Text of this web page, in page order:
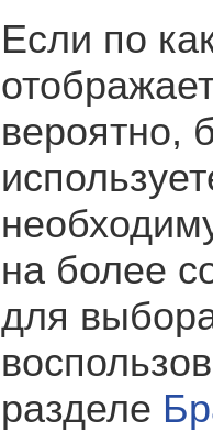
Если по
вероятно,
на более
для
разделе